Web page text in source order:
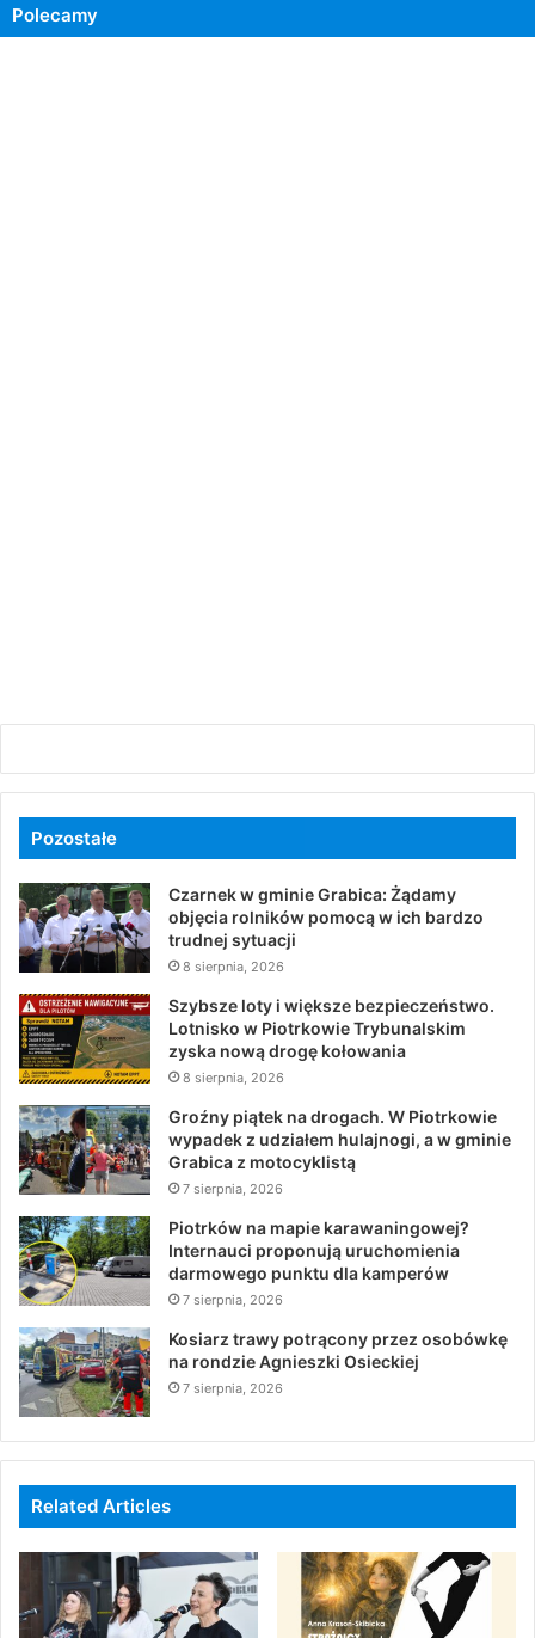
Polecamy
Pozostałe
Czarnek w gminie Grabica: Żądamy
objęcia rolników pomocą w ich bardzo
trudnej sytuacji
8 sierpnia, 2026
Szybsze loty i większe bezpieczeństwo.
Lotnisko w Piotrkowie Trybunalskim
zyska nową drogę kołowania
8 sierpnia, 2026
Groźny piątek na drogach. W Piotrkowie
wypadek z udziałem hulajnogi, a w gminie
Grabica z motocyklistą
7 sierpnia, 2026
Piotrków na mapie karawaningowej?
Internauci proponują uruchomienia
darmowego punktu dla kamperów
7 sierpnia, 2026
Kosiarz trawy potrącony przez osobówkę
na rondzie Agnieszki Osieckiej
7 sierpnia, 2026
Related Articles